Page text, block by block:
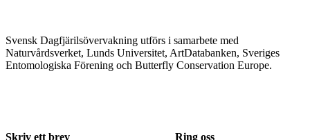
Svensk Dagfjärilsövervakning utförs i samarbete med
Naturvårdsverket, Lunds Universitet, ArtDatabanken, Sveriges
Entomologiska Förening och Butterfly Conservation Europe.
Skriv ett brev Ring oss